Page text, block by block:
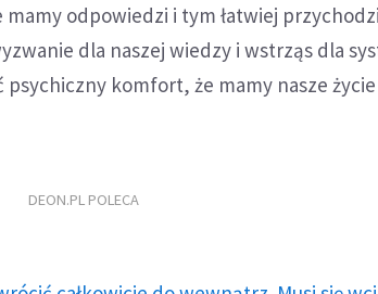
odpowiedzi i tym łatwiej
dla naszej wiedzy i wstrząs dla
komfort, że mamy nasze
DEON.PL POLECA